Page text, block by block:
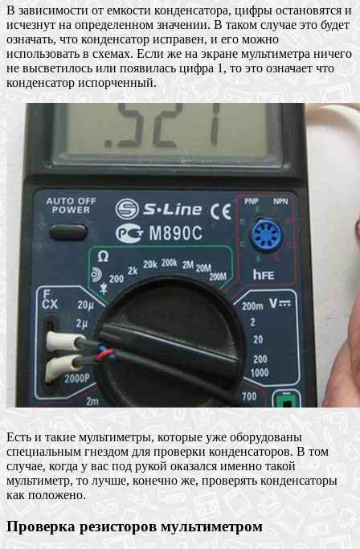
В зависимости от емкости конденсатора, цифры остановятся и
исчезнут на определенном значении. В таком случае это будет
означать, что конденсатор исправен, и его можно
использовать в схемах. Если же на экране мультиметра ничего
не высветилось или появилась цифра 1, то это означает что
конденсатор испорченный.
Есть и такие мультиметры, которые уже оборудованы
специальным гнездом для проверки конденсаторов. В том
случае, когда у вас под рукой оказался именно такой
мультиметр, то лучше, конечно же, проверять конденсаторы
как положено.
Проверка резисторов мультиметром